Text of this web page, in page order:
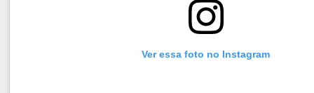
Ver essa foto no Instagram